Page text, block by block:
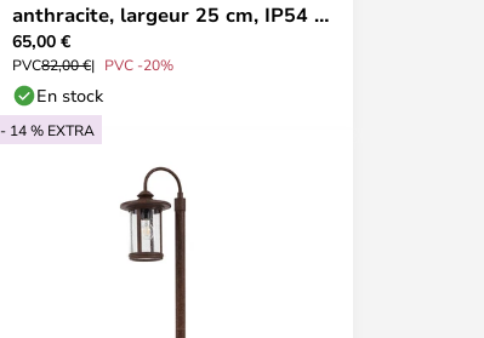
anthracite, largeur 25 cm, IP54 -
Lucande
65,00 €
PVC82,00 € PVC -20%
En stock
- 14 % EXTRA